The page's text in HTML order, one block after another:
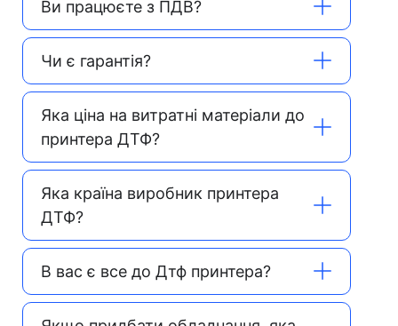
Ви працюєте з ПДВ?
Чи є гарантія?
Яка ціна на витратні матеріали до
принтера ДТФ?
Яка країна виробник принтера
ДТФ?
В вас є все до Дтф принтера?